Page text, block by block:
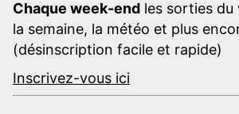
Chaque week-end les sorties
la semaine, la météo et plus
(désinscription facile et rapide)
Inscrivez-vous ici